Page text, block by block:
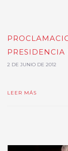
2 DE JUNIO DE 2012
LEER MÁS